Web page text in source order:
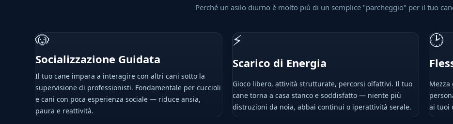
Perché un asilo diurno è molto più di un semplice "parcheggio" per il tuo
🐶
Socializzazione Guidata
Il tuo cane impara a interagire con altri cani sotto la
supervisione di professionisti. Fondamentale per cuccioli
e cani con poca esperienza sociale — riduce ansia,
paura e reattività.
⚡
Scarico di Energia
Gioco libero, attività strutturate, percorsi olfattivi. Il tuo
cane torna a casa stanco e soddisfatto — niente più
distruzioni da noia, abbai continui o iperattività serale.
🕑
ai tuoi